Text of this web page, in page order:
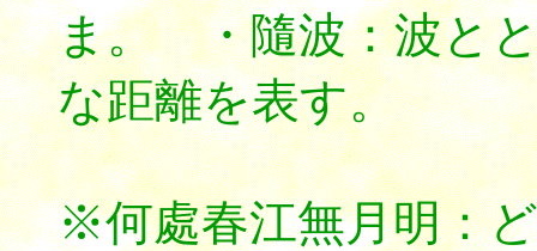
ま。 ・隨波：波と
な距離を表す。
※何處春江無月明：